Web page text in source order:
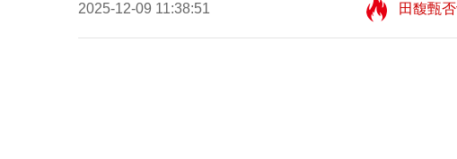
2025-12-09 11:38:51
田馥甄
望11:08
田馥甄